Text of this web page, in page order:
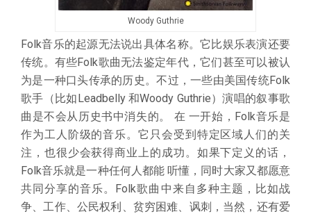
Woody Guthrie
Folk音乐的起源无法说出具体名称。它比娱乐表演还要
传统。有些Folk歌曲无法鉴定年代，它们甚至可以被认
为是一种口头传承的历史。不过，一些由美国传统Folk
歌手（比如Leadbelly 和Woody Guthrie）演唱的叙事歌
曲是不会从历史书中消失的。 在 一开始，Folk音乐是
作为工人阶级的音乐。它只会受到特定区域人们的关
注，也很少会获得商业上的成功。如果下定义的话，
Folk音乐就是一种任何人都能 听懂，同时大家又都愿意
共同分享的音乐。Folk歌曲中来自多种主题，比如战
争、工作、公民权利、贫穷困难、讽刺，当然，还有爱